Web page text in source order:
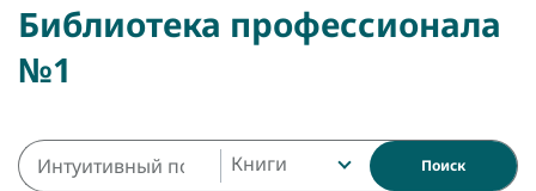
Библиотека профессионала
№1
Книги Поиск